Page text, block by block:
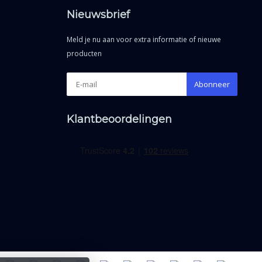
Nieuwsbrief
Meld je nu aan voor extra informatie of nieuwe
producten
Abonneer
Klantbeoordelingen